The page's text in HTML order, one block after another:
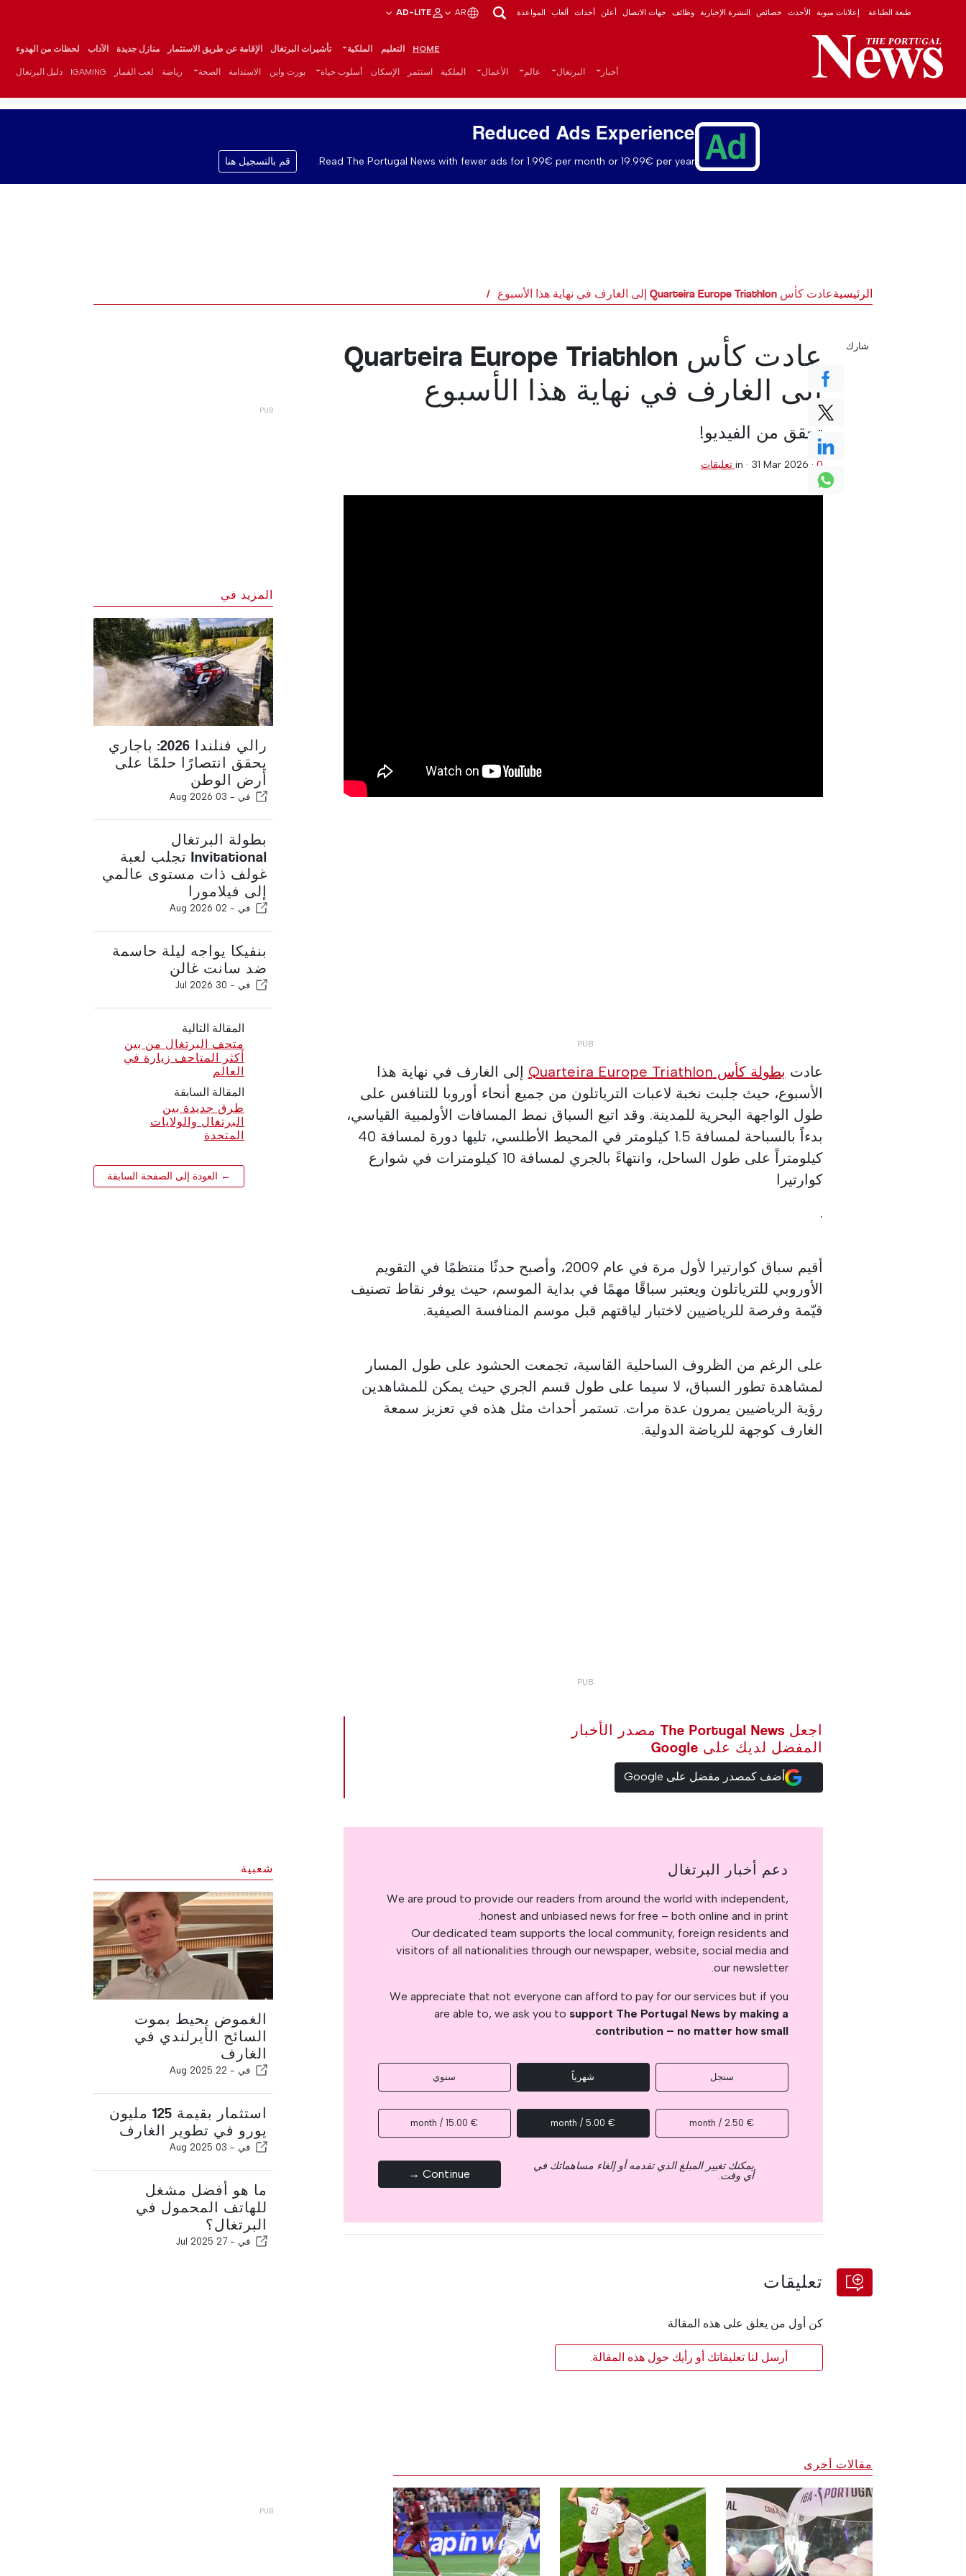
طبعة الطباعة إعلانات مبوبة الأحدث خصائص النشرة الإخبارية وظائف جهات الاتصال أعلن أحداث ألعاب المواعدة AR
AD-LITE
HOME التعليم الملكية تأشيرات البرتغال الإقامة عن طريق الاستثمار منازل جديدة الآداب لحظات من الهدوء
أخبار البرتغال عالم الأعمال الملكية استثمر الإسكان أسلوب حياة بورت واين الاستدامة الصحة رياضة لعب القمار IGAMING دليل البرتغال
Reduced Ads Experience
Read The Portugal News with fewer ads for 1.99€ per month or 19.99€ per year. قم بالتسجيل هنا
الرئيسيةعادت كأس Quarteira Europe Triathlon إلى الغارف في نهاية هذا الأسبوع
عادت كأس Quarteira Europe Triathlon
إلى الغارف في نهاية هذا الأسبوع
تحقق من الفيديو!
in · 31 Mar 2026 · 0 تعليقات
عادت بطولة كأس Quarteira Europe Triathlon
إلى الغارف في نهاية هذا
الأسبوع، حيث جلبت نخبة لاعبات الترياتلون من جميع أنحاء أوروبا للتنافس على
طول الواجهة البحرية للمدينة. وقد اتبع السباق نمط المسافات الأولمبية القياسي،
بدءاً بالسباحة لمسافة 1.5 كيلومتر في المحيط الأطلسي، تليها دورة لمسافة 40
كيلومتراً على طول الساحل، وانتهاءً بالجري لمسافة 10 كيلومترات في شوارع
كوارتيرا
.
أقيم سباق كوارتيرا لأول مرة في عام 2009، وأصبح حدثًا منتظمًا في التقويم
الأوروبي للترياتلون ويعتبر سباقًا مهمًا في بداية الموسم، حيث يوفر نقاط تصنيف
قيّمة وفرصة للرياضيين لاختبار لياقتهم قبل موسم المنافسة الصيفية.
على الرغم من الظروف الساحلية القاسية، تجمعت الحشود على طول المسار
لمشاهدة تطور السباق، لا سيما على طول قسم الجري حيث يمكن للمشاهدين
رؤية الرياضيين يمرون عدة مرات. تستمر أحداث مثل هذه في تعزيز سمعة
الغارف كوجهة للرياضة الدولية.
اجعل The Portugal News مصدر الأخبار
المفضل لديك على Google
أضف كمصدر مفضل على Google
شارك
المزيد في
رالي فنلندا 2026: باجاري
يحقق انتصارًا حلمًا على
أرض الوطن
في - 03 Aug 2026
بطولة البرتغال
Invitational تجلب لعبة
غولف ذات مستوى عالمي
إلى فيلامورا
في - 02 Aug 2026
بنفيكا يواجه ليلة حاسمة
ضد سانت غالن
في - 30 Jul 2026
المقالة التالية
متحف البرتغال من بين
أكثر المتاحف زيارة في
العالم
المقالة السابقة
طرق جديدة بين
البرتغال والولايات
المتحدة
← العودة إلى الصفحة السابقة
دعم أخبار البرتغال
We are proud to provide our readers from around the world with independent,
honest and unbiased news for free – both online and in print.
Our dedicated team supports the local community, foreign residents and
visitors of all nationalities through our newspaper, website, social media and
our newsletter.
We appreciate that not everyone can afford to pay for our services but if you
are able to, we ask you to support The Portugal News by making a
contribution – no matter how small
.
سنجل شهرياً سنوي
€ 2.50 / month
€ 5.00 / month
€ 15.00 / month
يمكنك تغيير المبلغ الذي تقدمه أو إلغاء مساهماتك في
أي وقت. Continue →
تعليقات
كن أول من يعلق على هذه المقالة
أرسل لنا تعليقاتك أو رأيك حول هذه المقالة.
شعبية
الغموض يحيط بموت
السائح الأيرلندي في
الغارف
في - 22 Aug 2025
استثمار بقيمة 125 مليون
يورو في تطوير الغارف
في - 03 Aug 2025
ما هو أفضل مشغل
للهاتف المحمول في
البرتغال؟
في - 27 Jul 2025
مقالات أخرى